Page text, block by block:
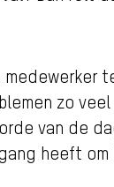
zo
van de
heeft